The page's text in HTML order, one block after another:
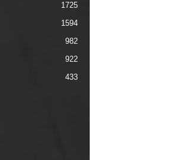
1725
1594
982
922
433